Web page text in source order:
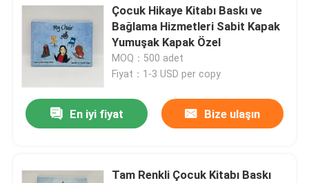
Çocuk Hikaye Kitabı Baskı ve
Bağlama Hizmetleri Sabit Kapak
Yumuşak Kapak Özel
MOQ：500 adet
Fiyat：1-3 USD per copy
En iyi fiyat Bize ulaşın
Tam Renkli Çocuk Kitabı Baskı